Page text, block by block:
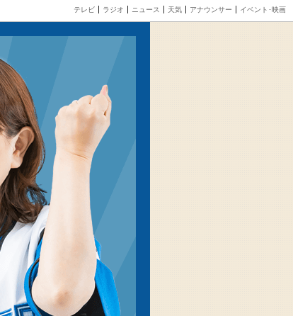
テレビ ラジオ ニュース 天気 アナウンサー イベント･映画